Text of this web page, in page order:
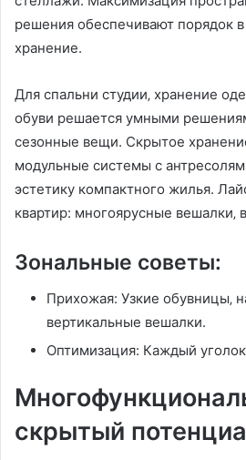
решения обеспечивают порядок
хранение.
Для спальни студии‚ хранение
обуви решается умными
сезонные вещи. Скрытое
модульные системы с
эстетику компактного жилья.
квартир: многоярусные вешалки‚
Зональные советы:
Прихожая: Узкие обувницы‚
вертикальные вешалки.
Оптимизация: Каждый
скрытый